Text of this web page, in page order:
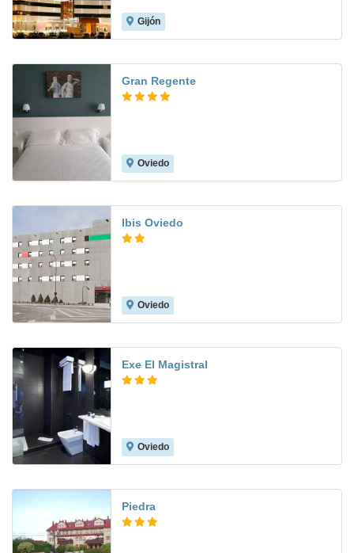
Gijón
Gran Regente
Oviedo
Ibis Oviedo
Oviedo
Exe El Magistral
Oviedo
Piedra